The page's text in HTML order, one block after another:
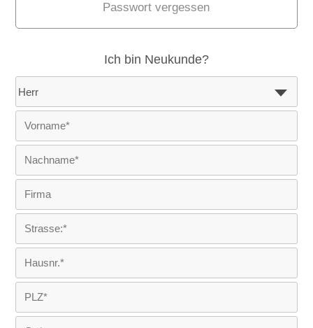
Passwort vergessen
Ich bin Neukunde?